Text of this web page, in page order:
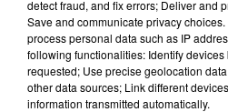
Quelques dégâts pourraient
de distribution d'électricité et
pompiers et Enedis sont en
detect fraud, and fix errors; Deliver and
Save and communicate privacy
process personal data such as IP
following functionalities: Identify
requested; Use precise geolocation
other data sources; Link different
information transmitted automatically.